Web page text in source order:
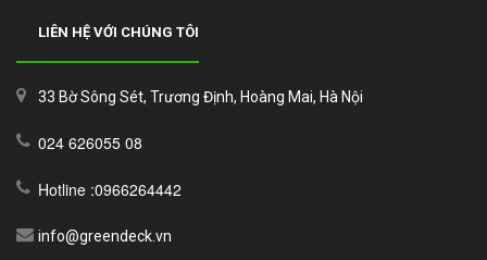
LIÊN HỆ VỚI CHÚNG TÔI
33 Bờ Sông Sét, Trương Định, Hoàng Mai, Hà Nội
024 626055 08
Hotline :0966264442
info@greendeck.vn